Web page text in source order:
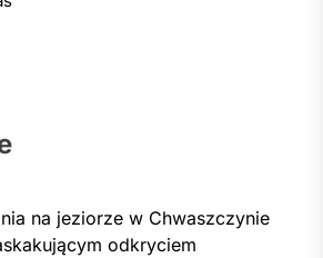
na jeziorze w Chwaszczynie
odkryciem